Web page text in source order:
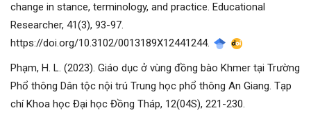
change in stance, terminology, and practice. Educational
Researcher, 41(3), 93-97.
https://doi.org/10.3102/0013189X12441244.
Phạm, H. L. (2023). Giáo dục ở vùng đồng bào Khmer tại Trường
Phổ thông Dân tộc nội trú Trung học phổ thông An Giang. Tạp
chí Khoa học Đại học Đồng Tháp, 12(04S), 221-230.